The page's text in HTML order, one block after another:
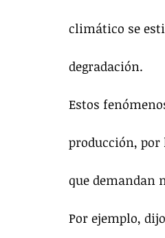
climático se
degradación.
Estos
producción, por
que demandan
Por ejemplo,